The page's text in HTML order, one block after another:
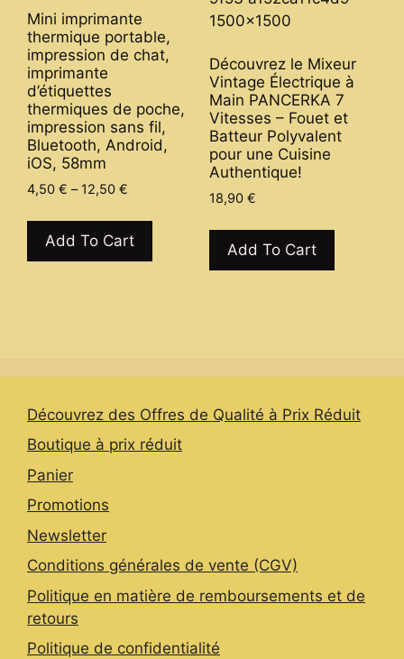
chosen
on
page
the
product
page
Mini imprimante
thermique portable,
impression de chat,
imprimante
d’étiquettes
thermiques de poche,
impression sans fil,
Bluetooth, Android,
iOS, 58mm
4,50 € – 12,50 €
4,50 €
through
12,50 €
Add To Cart
has
may
chosen
on
Découvrez le Mixeur
Vintage Électrique à
Main PANCERKA 7
Vitesses – Fouet et
Batteur Polyvalent
pour une Cuisine
Authentique!
18,90 €
Add To Cart
has
may
be
chosen
Découvrez des Offres de Qualité à Prix Réduit
Boutique à prix réduit
Panier
Promotions
Newsletter
Conditions générales de vente (CGV)
Politique en matière de remboursements et de
retours
Politique de confidentialité